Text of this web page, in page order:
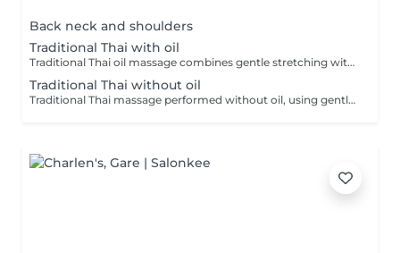
Back neck and shoulders
Traditional Thai with oil
Traditional Thai oil massage combines gentle stretching with flowing massage techniques using warm oil to ease muscle tension, improve circulation, and promote deep relaxation.
Traditional Thai without oil
Traditional Thai massage performed without oil, using gentle stretching and acupressure techniques to relieve muscle tension, improve flexibility, and promote deep relaxation.